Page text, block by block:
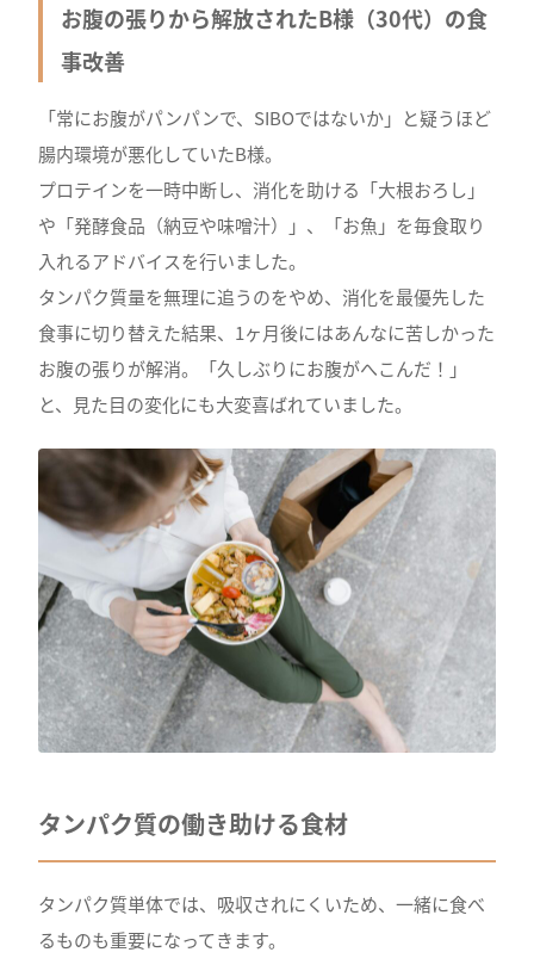
お腹の張りから解放されたB様（30代）の食
事改善
「常にお腹がパンパンで、SIBOではないか」と疑うほど
腸内環境が悪化していたB様。
プロテインを一時中断し、消化を助ける「大根おろし」
や「発酵食品（納豆や味噌汁）」、「お魚」を毎食取り
入れるアドバイスを行いました。
タンパク質量を無理に追うのをやめ、消化を最優先した
食事に切り替えた結果、1ヶ月後にはあんなに苦しかった
お腹の張りが解消。「久しぶりにお腹がへこんだ！」
と、見た目の変化にも大変喜ばれていました。
タンパク質の働き助ける食材
タンパク質単体では、吸収されにくいため、一緒に食べ
るものも重要になってきます。